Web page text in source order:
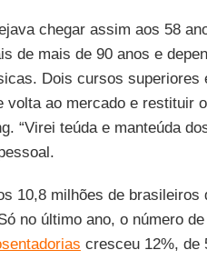
chegar assim aos 58
de mais de 90 anos e
Dois cursos superiores
volta ao mercado e restituir o
“Virei teúda e manteúda
10,8 milhões de brasileiros
no último ano, o número
cresceu 12%, de